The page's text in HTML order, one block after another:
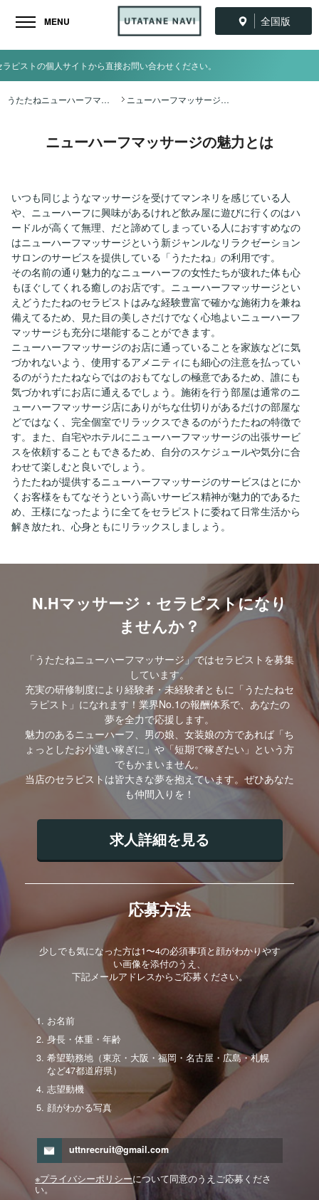
全国版
MENU
トから直接お問い合わせください。
うたたねニューハーフマッサージ全国ナビ TOP ニューハーフマッサージの魅力とは
ニューハーフマッサージの魅力とは
いつも同じようなマッサージを受けてマンネリを感じている人
や、ニューハーフに興味があるけれど飲み屋に遊びに行くのはハ
ードルが高くて無理、だと諦めてしまっている人におすすめなの
はニューハーフマッサージという新ジャンルなリラクゼーション
サロンのサービスを提供している「うたたね」の利用です。
その名前の通り魅力的なニューハーフの女性たちが疲れた体も心
もほぐしてくれる癒しのお店です。ニューハーフマッサージとい
えどうたたねのセラピストはみな経験豊富で確かな施術力を兼ね
備えてるため、見た目の美しさだけでなく心地よいニューハーフ
マッサージも充分に堪能することができます。
ニューハーフマッサージのお店に通っていることを家族などに気
づかれないよう、使用するアメニティにも細心の注意を払ってい
るのがうたたねならではのおもてなしの極意であるため、誰にも
気づかれずにお店に通えるでしょう。施術を行う部屋は通常のニ
ューハーフマッサージ店にありがちな仕切りがあるだけの部屋な
どではなく、完全個室でリラックスできるのがうたたねの特徴で
す。また、自宅やホテルにニューハーフマッサージの出張サービ
スを依頼することもできるため、自分のスケジュールや気分に合
わせて楽しむと良いでしょう。
うたたねが提供するニューハーフマッサージのサービスはとにか
くお客様をもてなそうという高いサービス精神が魅力的であるた
め、王様になったように全てをセラピストに委ねて日常生活から
解き放たれ、心身ともにリラックスしましょう。
N.Hマッサージ・セラピストになり
ませんか？
「うたたねニューハーフマッサージ」ではセラピストを募集
しています。
充実の研修制度により経験者・未経験者ともに「うたたねセ
ラピスト」になれます！業界No.1の報酬体系で、あなたの
夢を全力で応援します。
魅力のあるニューハーフ、男の娘、女装娘の方であれば「ち
ょっとしたお小遣い稼ぎに」や「短期で稼ぎたい」という方
でもかまいません。
当店のセラピストは皆大きな夢を抱えています。ぜひあなた
も仲間入りを！
求人詳細を見る
応募方法
少しでも気になった方は1〜4の必須事項と顔がわかりやす
い画像を添付のうえ、
下記メールアドレスからご応募ください。
お名前
身長・体重・年齢
希望勤務地（東京・大阪・福岡・名古屋・広島・札幌
など47都道府県）
志望動機
顔がわかる写真
uttnrecruit@gmail.com
※プライバシーポリシーについて同意のうえご応募くださ
い。